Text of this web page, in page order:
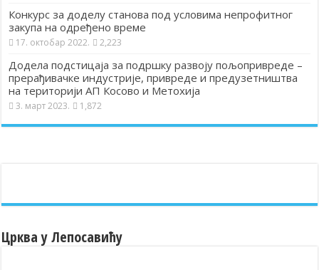
Конкурс за доделу станова под условима непрофитног
закупа на одређено време
17. октобар 2022. 2,223
Додела подстицаја за подршку развоју пољопривреде –
прерађивачке индустрије, привреде и предузетништва
на територији АП Косово и Метохија
3. март 2023. 1,872
Црква у Лепосавићу